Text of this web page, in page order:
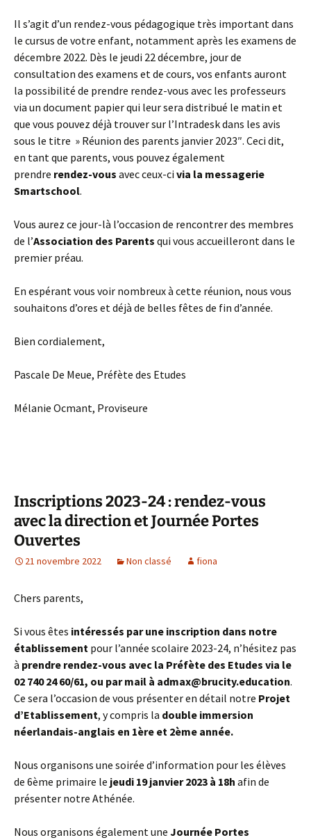
Il s’agit d’un rendez-vous pédagogique très important dans
le cursus de votre enfant, notamment après les examens de
décembre 2022. Dès le jeudi 22 décembre, jour de
consultation des examens et de cours, vos enfants auront
la possibilité de prendre rendez-vous avec les professeurs
via un document papier qui leur sera distribué le matin et
que vous pouvez déjà trouver sur l’Intradesk dans les avis
sous le titre » Réunion des parents janvier 2023″. Ceci dit,
en tant que parents, vous pouvez également
prendre rendez-vous avec ceux-ci via la messagerie
Smartschool.
Vous aurez ce jour-là l’occasion de rencontrer des membres
de l’Association des Parents qui vous accueilleront dans le
premier préau.
En espérant vous voir nombreux à cette réunion, nous vous
souhaitons d’ores et déjà de belles fêtes de fin d’année.
Bien cordialement,
Pascale De Meue, Préfète des Etudes
Mélanie Ocmant, Proviseure
Inscriptions 2023-24 : rendez-vous
avec la direction et Journée Portes
Ouvertes
21 novembre 2022 Non classé fiona
Chers parents,
Si vous êtes intéressés par une inscription dans notre
établissement pour l’année scolaire 2023-24, n’hésitez pas
à prendre rendez-vous avec la Préfète des Etudes via le
02 740 24 60/61, ou par mail à admax@brucity.education.
Ce sera l’occasion de vous présenter en détail notre Projet
d’Etablissement, y compris la double immersion
néerlandais-anglais en 1ère et 2ème année.
Nous organisons une soirée d’information pour les élèves
de 6ème primaire le jeudi 19 janvier 2023 à 18h afin de
présenter notre Athénée.
Nous organisons également une Journée Portes